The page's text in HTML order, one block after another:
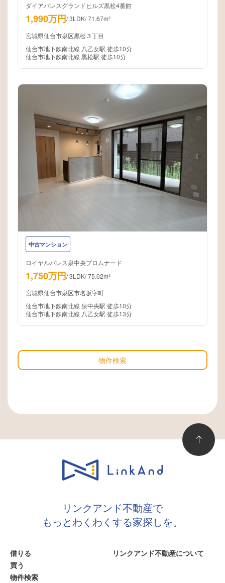
ダイアパレスグランドヒルズ黒松4番館
1,990万円/3LDK/71.67m²
宮城県仙台市泉区黒松３丁目
仙台市地下鉄南北線 八乙女駅 徒歩10分
仙台市地下鉄南北線 黒松駅 徒歩10分
中古マンション
ロイヤルパレス泉中央プロムナード
1,750万円/3LDK/75.02m²
宮城県仙台市泉区市名坂字町
仙台市地下鉄南北線 泉中央駅 徒歩10分
仙台市地下鉄南北線 八乙女駅 徒歩13分
物件検索
リンクアンド不動産で
もっとわくわくする家探しを。
借りる
買う
物件検索
リンクアンド不動産について